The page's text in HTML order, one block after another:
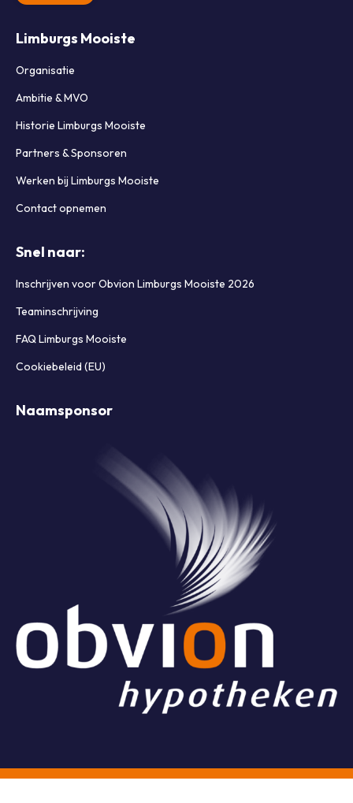
Limburgs Mooiste
Organisatie
Ambitie & MVO
Historie Limburgs Mooiste
Partners & Sponsoren
Werken bij Limburgs Mooiste
Contact opnemen
Snel naar:
Inschrijven voor Obvion Limburgs Mooiste 2026
Teaminschrijving
FAQ Limburgs Mooiste
Cookiebeleid (EU)
Naamsponsor